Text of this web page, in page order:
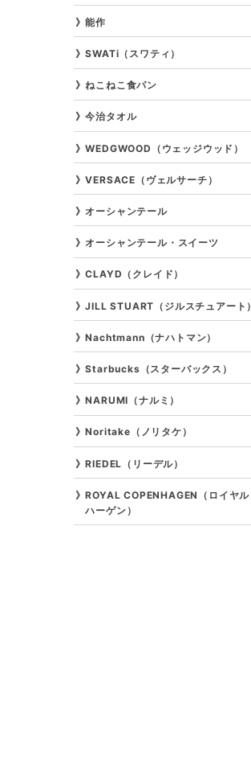
能作
SWATi（スワティ）
ねこねこ食パン
今治タオル
WEDGWOOD（ウェッジウッド）
VERSACE（ヴェルサーチ）
オーシャンテール
オーシャンテール・スイーツ
CLAYD（クレイド）
JILL STUART（ジルスチュアート）
Nachtmann（ナハトマン）
Starbucks（スターバックス）
NARUMI（ナルミ）
Noritake（ノリタケ）
RIEDEL（リーデル）
ROYAL COPENHAGEN（ロイヤ
ハーゲン）